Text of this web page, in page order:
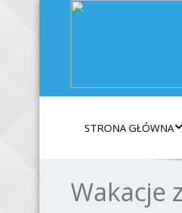
STRONA GŁÓWNA
Wakacje